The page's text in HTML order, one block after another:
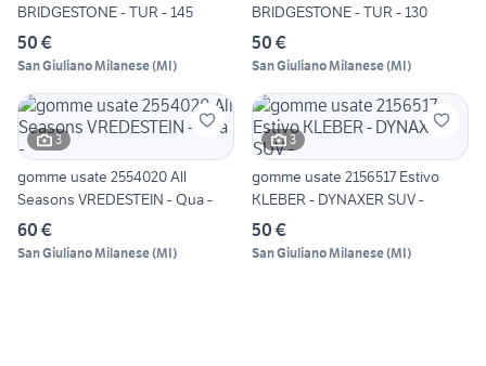
BRIDGESTONE - TUR - 145
50 €
San Giuliano Milanese(MI)
BRIDGESTONE - TUR - 130
50 €
San Giuliano Milanese(MI)
3
gomme usate 2554020 All
Seasons VREDESTEIN - Qua -
60 €
San Giuliano Milanese(MI)
3
gomme usate 2156517 Estivo
KLEBER - DYNAXER SUV -
50 €
San Giuliano Milanese(MI)